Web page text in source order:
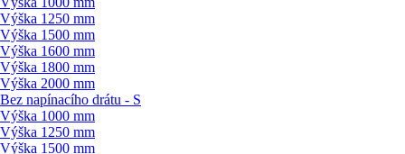
Výška 1250 mm
Výška 1500 mm
Výška 1600 mm
Výška 1800 mm
Výška 2000 mm
Bez napínacího drátu - S
Výška 1000 mm
Výška 1250 mm
Výška 1500 mm